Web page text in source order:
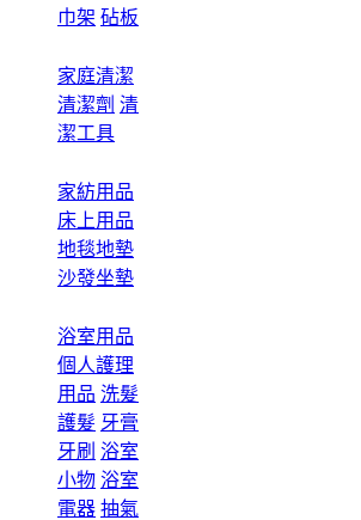
巾架 砧板
家庭清潔
清潔劑 清
潔工具
家紡用品
床上用品
地毯地墊
沙發坐墊
浴室用品
個人護理
用品 洗髮
護髮 牙膏
牙刷 浴室
小物 浴室
電器 抽氣